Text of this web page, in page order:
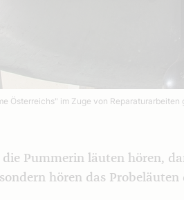
Österreichs" im Zuge von
die Pummerin läuten hören,
hören das Probeläuten